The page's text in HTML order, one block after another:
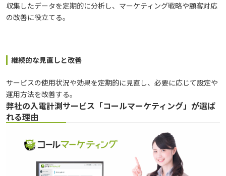
収集したデータを定期的に分析し、マーケティング戦略や顧客対応
の改善に役立てる。
継続的な見直しと改善
サービスの使用状況や効果を定期的に見直し、必要に応じて設定や
運用方法を改善する。
弊社の入電計測サービス「コールマーケティング」が選ば
れる理由